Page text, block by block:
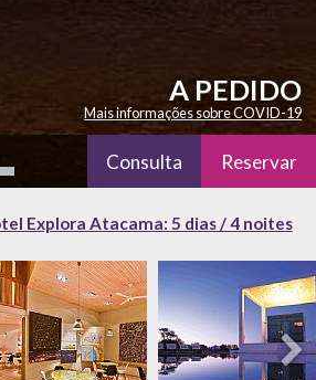
A PEDIDO
Mais informações sobre COVID-19
Consulta Reservar
Explora Atacama: 5 dias / 4 noites